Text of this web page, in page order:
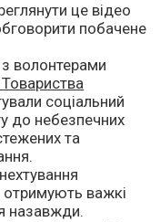
це відео
побачене
з волонтерами
Товариства
соціальний
до небезпечних
та
важкі
назавжди.